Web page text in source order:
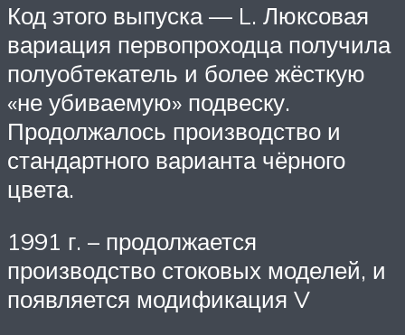
Код этого выпуска — L. Люксовая
вариация первопроходца получила
полуобтекатель и более жёсткую
«не убиваемую» подвеску.
Продолжалось производство и
стандартного варианта чёрного
цвета.
1991 г. – продолжается
производство стоковых моделей, и
появляется модификация V